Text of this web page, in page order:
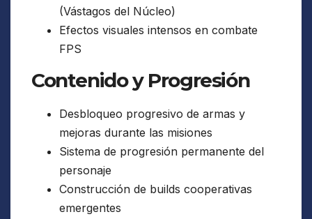
(Vástagos del Núcleo)
Efectos visuales intensos en combate
FPS
Contenido y Progresión
Desbloqueo progresivo de armas y
mejoras durante las misiones
Sistema de progresión permanente del
personaje
Construcción de builds cooperativas
emergentes